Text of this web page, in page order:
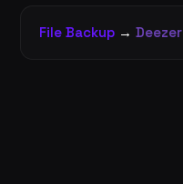
File Backup → Deezer